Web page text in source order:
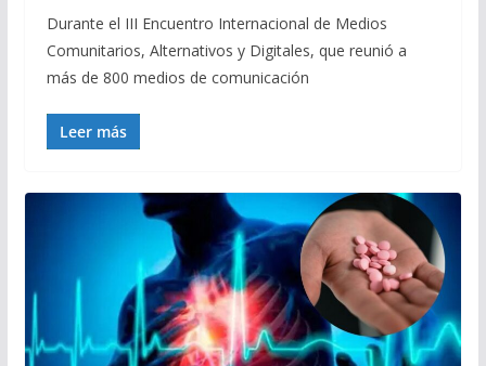
Durante el III Encuentro Internacional de Medios
Comunitarios, Alternativos y Digitales, que reunió a
más de 800 medios de comunicación
Leer más